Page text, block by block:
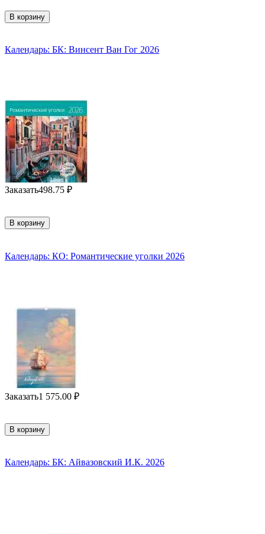
В корзину
Календарь: БК: Винсент Ван Гог 2026
Заказать498.75 ₽
В корзину
Календарь: КО: Романтические уголки 2026
Заказать1 575.00 ₽
В корзину
Календарь: БК: Айвазовский И.К. 2026